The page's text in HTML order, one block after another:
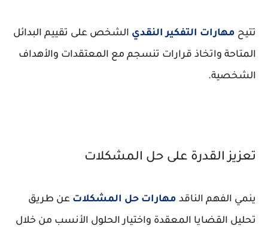
تتيح مهارات التفكير النقدي الشخص على تقييم البدائل
المتاحة واتخاذ قرارات تنسجم مع المعتقدات والأهداف
الشخصية.
تعزيز القدرة على حل المشكلات
ينمي الفهم الناقد مهارات حل المشكلات عن طريق
تحليل القضايا المعقدة واختيار الحلول الأنسب من خلال